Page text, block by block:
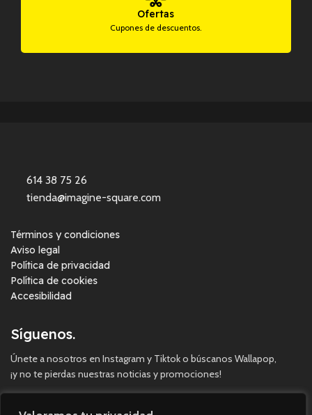
Ofertas
Cupones de descuentos.
614 38 75 26
tienda@imagine-square.com
Términos y condiciones
Aviso legal
Política de privacidad
Política de cookies
Accesibilidad
Síguenos.
Únete a nosotros en Instagram y Tiktok o búscanos Wallapop,
¡y no te pierdas nuestras noticias y promociones!